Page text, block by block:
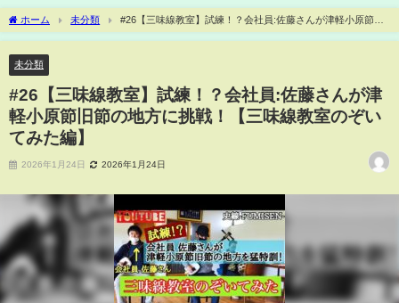
ホーム 未分類
#26【三味線教室】試練！？会社員:佐藤さんが津軽小原節旧
節の地方に挑戦！【三味線教室のぞいてみた編】
未分類
#26【三味線教室】試練！？会社員:佐藤さんが津
軽小原節旧節の地方に挑戦！【三味線教室のぞい
てみた編】
2026年1月24日 2026年1月24日